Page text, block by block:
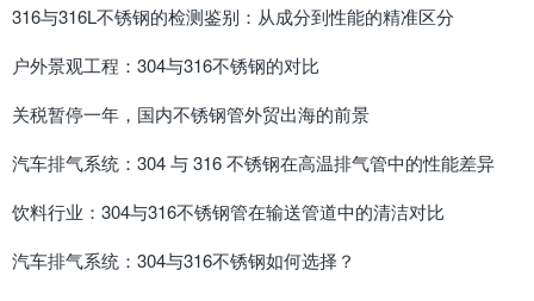
316与316L不锈钢的检测鉴别：从成分到性能的精准区分
户外景观工程：304与316不锈钢的对比
关税暂停一年，国内不锈钢管外贸出海的前景
汽车排气系统：304 与 316 不锈钢在高温排气管中的性能差异
饮料行业：304与316不锈钢管在输送管道中的清洁对比
汽车排气系统：304与316不锈钢如何选择？